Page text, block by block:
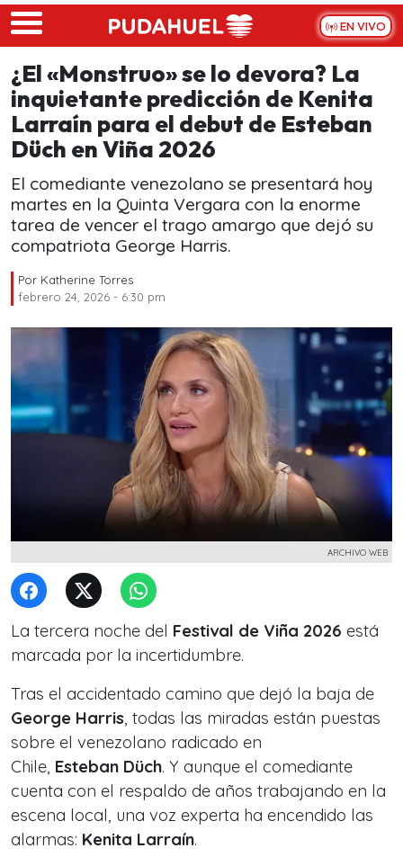
Skip to main content
EN VIVO
¿El «Monstruo» se lo devora? La
inquietante predicción de Kenita
Larraín para el debut de Esteban
Düch en Viña 2026
El comediante venezolano se presentará hoy
martes en la Quinta Vergara con la enorme
tarea de vencer el trago amargo que dejó su
compatriota George Harris.
Por Katherine Torres
febrero 24, 2026 - 6:30 pm
ARCHIVO WEB
La tercera noche del Festival de Viña 2026 está
marcada por la incertidumbre.
Tras el accidentado camino que dejó la baja de
George Harris, todas las miradas están puestas
sobre el venezolano radicado en
Chile, Esteban Düch. Y aunque el comediante
cuenta con el respaldo de años trabajando en la
escena local, una voz experta ha encendido las
alarmas: Kenita Larraín.